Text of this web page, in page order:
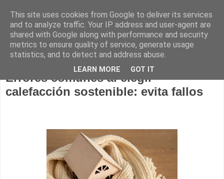
Construcción sostenible
Errores comunes al elegir
calefacción sostenible: evita fallos
This site uses cookies from Google to deliver its services
and to analyze traffic. Your IP address and user-agent are
shared with Google along with performance and security
metrics to ensure quality of service, generate usage
statistics, and to detect and address abuse.
LEARN MORE GOT IT